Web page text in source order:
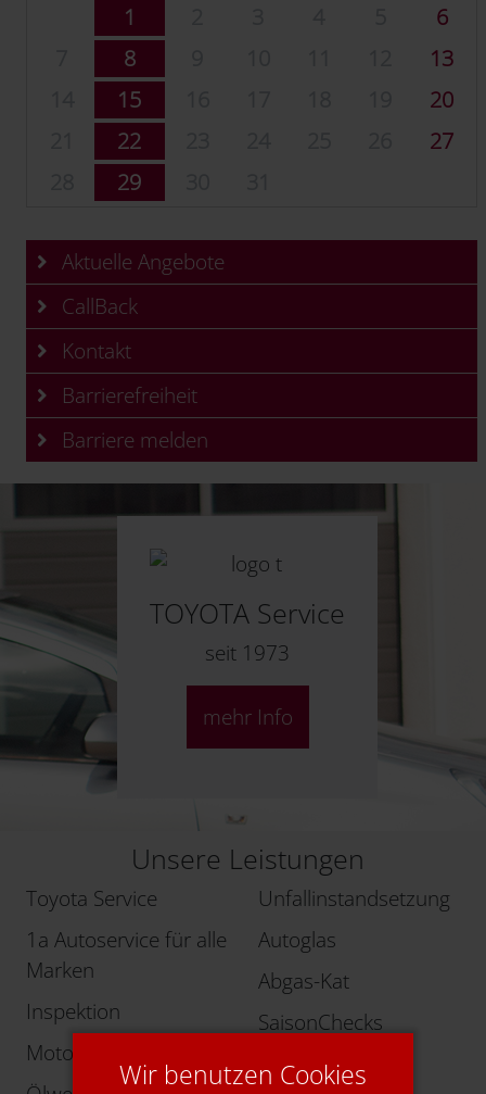
1
6
8
13
15
20
22
27
29
Aktuelle Angebote
CallBack
Kontakt
Barrierefreiheit
Barriere melden
TOYOTA Service
seit 1973
mehr Info
Unsere Leistungen
Toyota Service
1a Autoservice für alle
Marken
Inspektion
Motordiagnose
Unfallinstandsetzung
Autoglas
Abgas-Kat
SaisonChecks
Komfortzubehör
Wir benutzen Cookies